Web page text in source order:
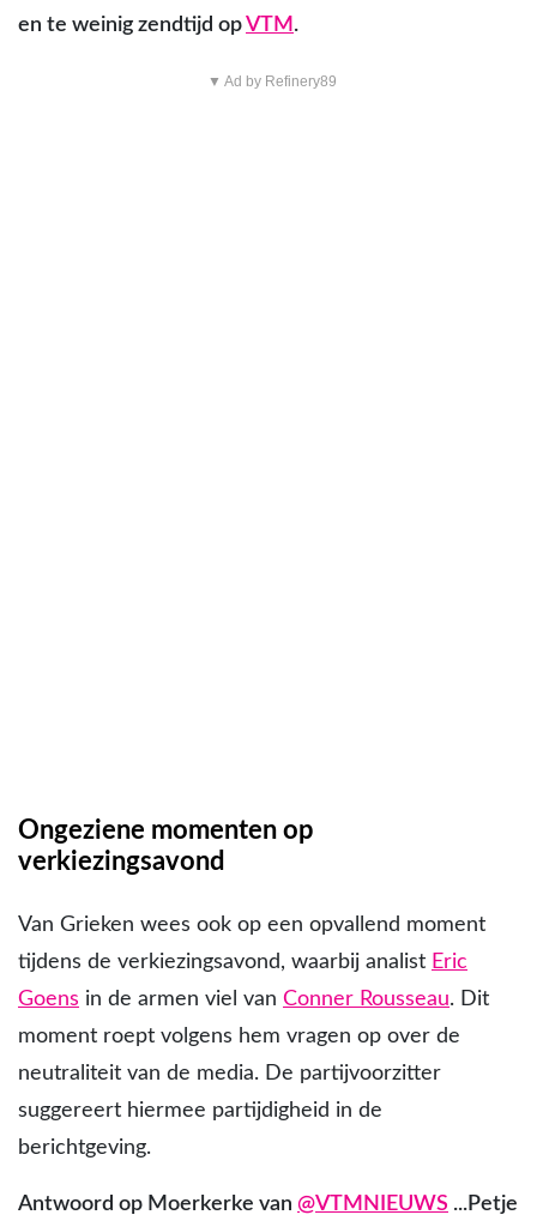
en te weinig zendtijd opVTM .
▼ Ad by Refinery89
Ongeziene momenten op
verkiezingsavond
Van Grieken wees ook op een opvallend moment
tijdens de verkiezingsavond, waarbij analist Eric
Goens in de armen viel van Conner Rousseau. Dit
moment roept volgens hem vragen op over de
neutraliteit van de media. De partijvoorzitter
suggereert hiermee partijdigheid in de
berichtgeving.
Antwoord op Moerkerke van @VTMNIEUWS ...Petje